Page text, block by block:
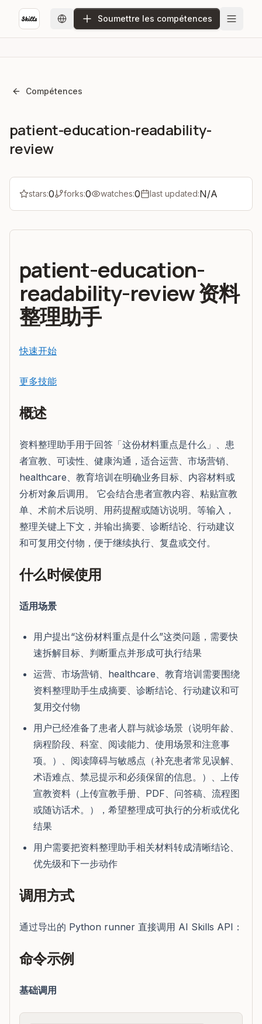
Soumettre les compétences
Compétences
patient-education-readability-
review
stars:0 forks:0 watches:0 last updated:N/A
patient-education-
readability-review 资料
整理助手
快速开始
更多技能
概述
资料整理助手用于回答「这份材料重点是什么」、患
者宣教、可读性、健康沟通，适合运营、市场营销、
healthcare、教育培训在明确业务目标、内容材料或
分析对象后调用。 它会结合患者宣教内容、粘贴宣教
单、术前术后说明、用药提醒或随访说明。等输入，
整理关键上下文，并输出摘要、诊断结论、行动建议
和可复用交付物，便于继续执行、复盘或交付。
什么时候使用
适用场景
用户提出“这份材料重点是什么”这类问题，需要快
速拆解目标、判断重点并形成可执行结果
运营、市场营销、healthcare、教育培训需要围绕
资料整理助手生成摘要、诊断结论、行动建议和可
复用交付物
用户已经准备了患者人群与就诊场景（说明年龄、
病程阶段、科室、阅读能力、使用场景和注意事
项。）、阅读障碍与敏感点（补充患者常见误解、
术语难点、禁忌提示和必须保留的信息。）、上传
宣教资料（上传宣教手册、PDF、问答稿、流程图
或随访话术。），希望整理成可执行的分析或优化
结果
用户需要把资料整理助手相关材料转成清晰结论、
优先级和下一步动作
调用方式
通过导出的 Python runner 直接调用 AI Skills API：
命令示例
基础调用